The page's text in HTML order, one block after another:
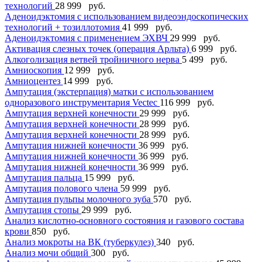
технологий 28 999 руб.
Аденоидэктомия с использованием видеоэндоскопических
технологий + тозиллотомия 41 999 руб.
Аденоидэктомия с применением ЭХВЧ 29 999 руб.
Активация слезных точек (операция Арльта) 6 999 руб.
Алкоголизация ветвей тройничного нерва 5 499 руб.
Амниоскопия 12 999 руб.
Амниоцентез 14 999 руб.
Ампутация (экстерпация) матки с использованием
одноразового инструментария Vectec 116 999 руб.
Ампутация верхней конечности 29 999 руб.
Ампутация верхней конечности 28 999 руб.
Ампутация верхней конечности 28 999 руб.
Ампутация нижней конечности 36 999 руб.
Ампутация нижней конечности 36 999 руб.
Ампутация нижней конечности 36 999 руб.
Ампутация пальца 15 999 руб.
Ампутация полового члена 59 999 руб.
Ампутация пульпы молочного зуба 570 руб.
Ампутация стопы 29 999 руб.
Анализ кислотно-основного состояния и газового состава
крови 850 руб.
Анализ мокроты на ВК (туберкулез) 340 руб.
Анализ мочи общий 300 руб.